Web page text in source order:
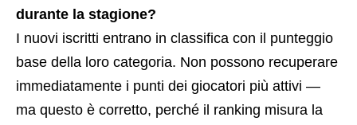
durante la stagione?
I nuovi iscritti entrano in classifica con il punteggio
base della loro categoria. Non possono recuperare
immediatamente i punti dei giocatori più attivi —
ma questo è corretto, perché il ranking misura la